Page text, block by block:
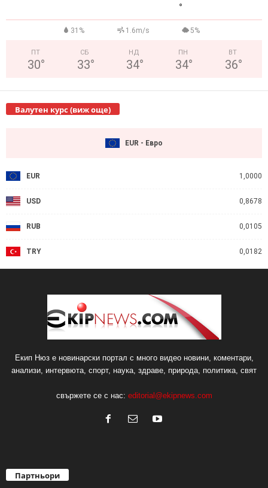
°
31% 1.6m/s 5%
ПТ
30°
СБ
33°
НД
34°
ПН
34°
ВТ
36°
Валутен курс (виж още)
EUR - Евро
EUR 1,0000
USD 0,8678
RUB 0,0105
TRY 0,0182
Екип Нюз е новинарски портал с много видео новини, коментари,
анализи, интервюта, спорт, наука, здраве, природа, политика, свят
свържете се с нас: editorial@ekipnews.com
Партньори